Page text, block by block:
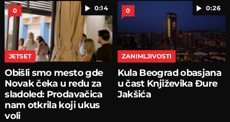
0:14
0
JETSET
Obišli smo mesto gde
Novak čeka u redu za
sladoled: Prodavačica
nam otkrila koji ukus
voli
0:26
0
ZANIMLJIVOSTI
Kula Beograd obasjana
u čast Književika Đure
Jakšića